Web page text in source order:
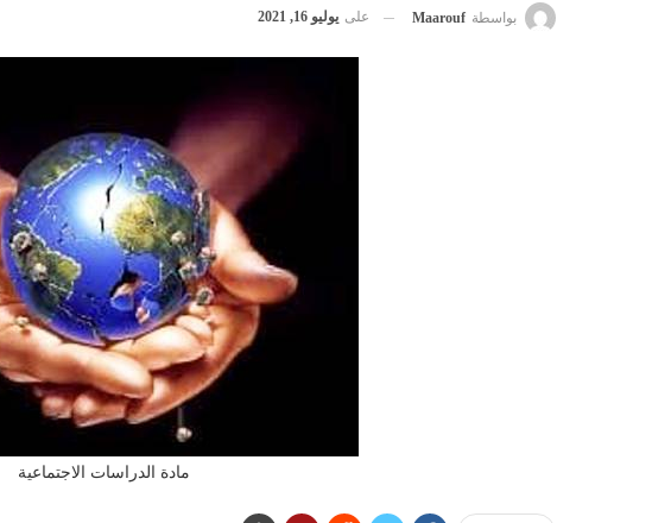
بواسطة Maarouf على يوليو 16, 2021
مادة الدراسات الاجتماعية